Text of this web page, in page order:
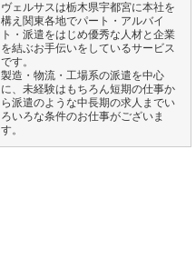
ヴェルサスは栃木県宇都宮に本社を
構え関東各地でパート・アルバイ
ト・派遣をはじめ優秀な人材と企業
を結ぶお手伝いをしているサービス
です。
製造・物流・工場系の派遣を中心
に、未経験はもちろん短期の仕事か
ら派遣のような中長期の求人までい
ろいろな条件のお仕事がございま
す。